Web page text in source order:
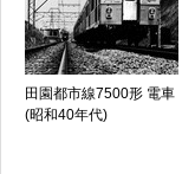
田園都市線7500形 電車
(昭和40年代)